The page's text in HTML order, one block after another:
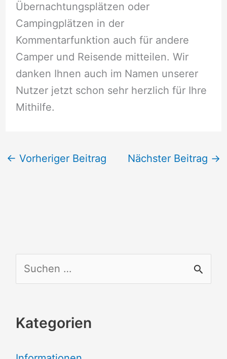
Übernachtungsplätzen oder
Campingplätzen in der
Kommentarfunktion auch für andere
Camper und Reisende mitteilen. Wir
danken Ihnen auch im Namen unserer
Nutzer jetzt schon sehr herzlich für Ihre
Mithilfe.
← Vorheriger Beitrag Nächster Beitrag →
u
h
Kategorien